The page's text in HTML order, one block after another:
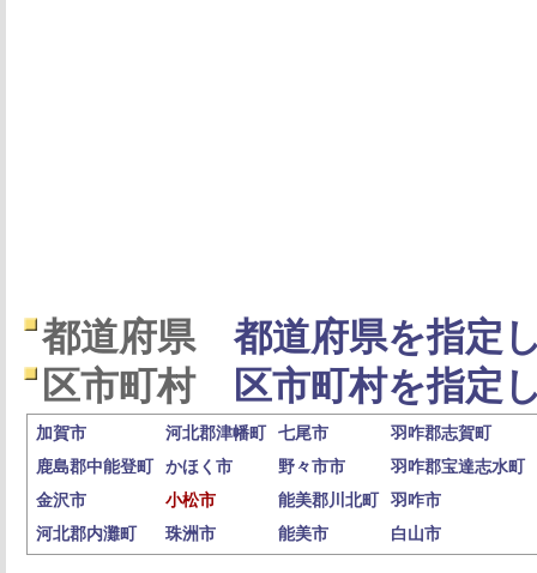
都道府県
都道府県を指定
区市町村
区市町村を指定
加賀市 河北郡津幡町 七尾市
羽咋郡志賀町
鹿島郡中能登町
かほく市 野々市市
羽咋郡宝達志水町
金沢市
小松市 能美郡川北町
羽咋市
河北郡内灘町
珠洲市 能美市 白山市